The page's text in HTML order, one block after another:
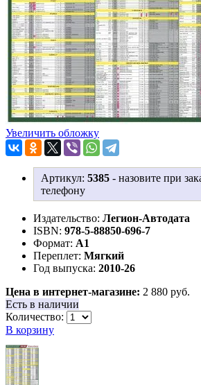
Увеличить обложку
Артикул: 5385 - назовите при
телефону
Издательство: Легион-Aвтодата
ISBN: 978-5-88850-696-7
Формат: А1
Переплет: Мягкий
Год выпуска: 2010-26
Цена в интернет-магазине: 2 880 руб.
Есть в наличии
Количество:
В корзину